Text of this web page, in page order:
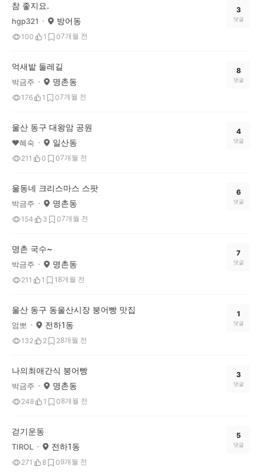
참 좋지요.
hgp321 방어동
100 1 07개월 전
3
댓글
억새밭 둘레길
박금주 명촌동
176 1 07개월 전
8
댓글
울산 동구 대왕암 공원
❤️혜숙 일산동
211 0 07개월 전
4
댓글
울동네 크리스마스 스팟
박금주 명촌동
154 3 07개월 전
6
댓글
명촌 국수~
박금주 명촌동
211 1 1 8개월 전
7
댓글
울산 동구 동울산시장 붕어빵 맛집
엄뽀 전하1동
132 2 28개월 전
1
댓글
나의최애간식 붕어빵
박금주 명촌동
248 1 08개월 전
3
댓글
걷기운동
TIROL 전하1동
271 8 09개월 전
5
댓글